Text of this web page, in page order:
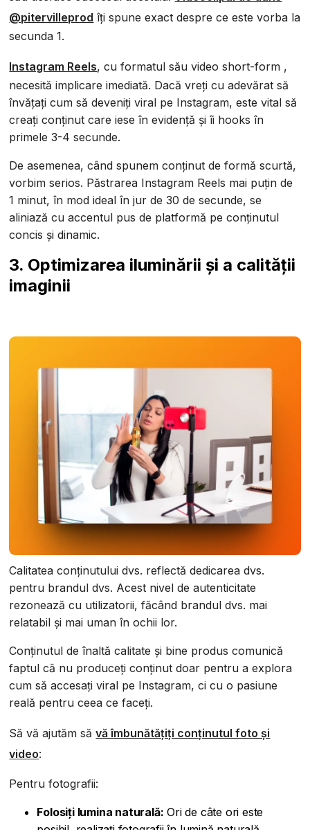
@pitervilleprod îți spune exact despre ce este vorba la
secunda 1.
Instagram Reels, cu formatul său video short-form ,
necesită implicare imediată. Dacă vreți cu adevărat să
învățați cum să deveniți viral pe Instagram, este vital să
creați conținut care iese în evidență și îi hooks în
primele 3-4 secunde.
De asemenea, când spunem conținut de formă scurtă,
vorbim serios. Păstrarea Instagram Reels mai puțin de
1 minut, în mod ideal în jur de 30 de secunde, se
aliniază cu accentul pus de platformă pe conținutul
concis și dinamic.
3. Optimizarea iluminării și a calității
imaginii
Calitatea conținutului dvs. reflectă dedicarea dvs.
pentru brandul dvs. Acest nivel de autenticitate
rezonează cu utilizatorii, făcând brandul dvs. mai
relatabil și mai uman în ochii lor.
Conținutul de înaltă calitate și bine produs comunică
faptul că nu produceți conținut doar pentru a explora
cum să accesați viral pe Instagram, ci cu o pasiune
reală pentru ceea ce faceți.
Să vă ajutăm săvă îmbunătățiți conținutul foto și
video:
Pentru fotografii:
Folosiți lumina naturală: Ori de câte ori este